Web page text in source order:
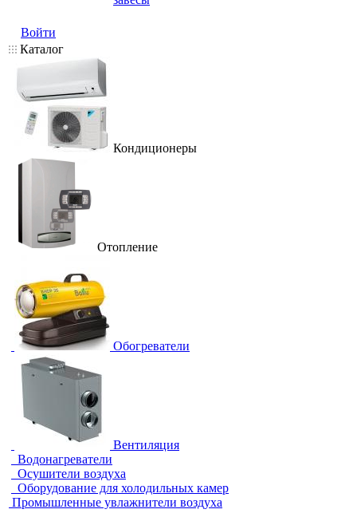
Войти
Каталог
Кондиционеры
Отопление
Обогреватели
Вентиляция
Водонагреватели
Осушители воздуха
Оборудование для холодильных камер
Промышленные увлажнители воздуха